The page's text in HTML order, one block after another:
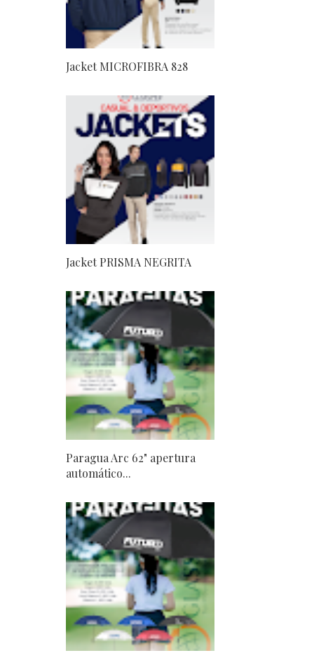
Jacket MICROFIBRA 828
Jacket PRISMA NEGRITA
Paragua Arc 62" apertura
automático...